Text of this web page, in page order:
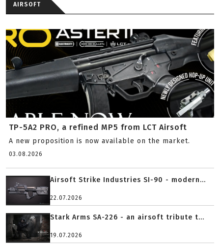
AIRSOFT
TP-5A2 PRO, a refined MP5 from LCT Airsoft
A new proposition is now available on the market.
03.08.2026
Airsoft Strike Industries SI-90 - modern...
22.07.2026
Stark Arms SA-226 - an airsoft tribute t...
19.07.2026